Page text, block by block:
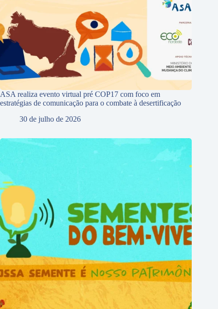
ASA realiza evento virtual pré COP17 com foco em
estratégias de comunicação para o combate à desertificação
30 de julho de 2026